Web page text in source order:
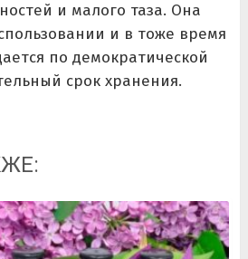
и малого таза. Она
и в тоже время
по демократической
срок хранения.